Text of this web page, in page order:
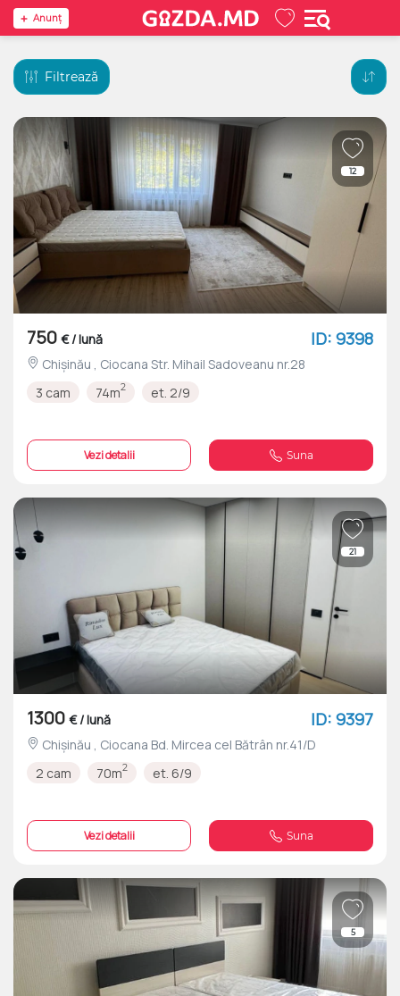
Anunţ
Filtrează
12
750 € / lună ID: 9398
Chișinău , Ciocana Str. Mihail Sadoveanu nr.28
3 cam
74m2 et. 2/9
Vezi detalii Suna
21
1300 € / lună ID: 9397
Chișinău , Ciocana Bd. Mircea cel Bătrân nr.41/D
2 cam
70m2 et. 6/9
Vezi detalii Suna
5